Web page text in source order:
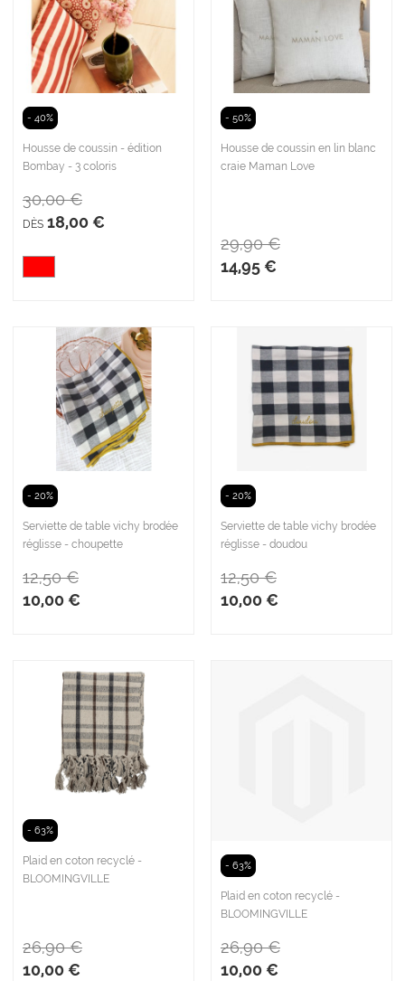
- 40%
Housse de coussin - édition
Bombay - 3 coloris
DÈS 18,00 €
30,00 €
- 50%
Housse de coussin en lin blanc
craie Maman Love
14,95 €
29,90 €
- 20%
Serviette de table vichy brodée
réglisse - choupette
10,00 €
12,50 €
- 20%
Serviette de table vichy brodée
réglisse - doudou
10,00 €
12,50 €
- 63%
Plaid en coton recyclé -
BLOOMINGVILLE
10,00 €
26,90 €
- 63%
Plaid en coton recyclé -
BLOOMINGVILLE
10,00 €
26,90 €